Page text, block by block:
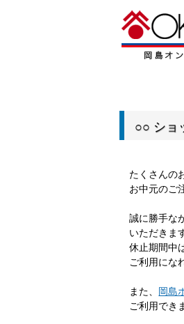
○○ ショ
たくさんの
お中元のご
誠に勝手な
いただきま
休止期間中
ご利用にな
また、 岡島
ご利用でき